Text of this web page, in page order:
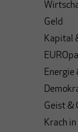
Geld
Kapital
EUROpa
Energie
Geist &
Krach